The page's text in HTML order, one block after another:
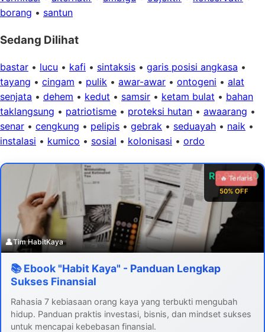
borang • santun
Sedang Dilihat
bastar • lucu • kafi • sintaksis • garis posisi angkasa •
tayang • cingam • pulik • awar-awar • ontogeni • alat
senjata • dehem • kedut • samsir • ketam bulat • bahan
taklangsung • patriotisme • proteksi hutan • awaarang •
senar • cengkung • pelipis • gebrak • seduayah • naik •
instalasi • kumico • sosial • kolonisasi • ordo
Rp 99.000
50% OFF
🔥 Terlaris
👤Tim HabitKaya
📚 Ebook "Habit Kaya" - Panduan Lengkap
Sukses Finansial
Rahasia 7 kebiasaan orang kaya yang terbukti mengubah
hidup. Panduan praktis investasi, bisnis, dan mindset sukses
untuk mencapai kebebasan finansial.